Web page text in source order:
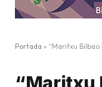
Portada » “Maritxu Bilbao